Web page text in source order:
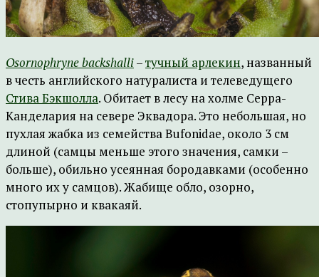
Osornophryne backshalli–тучный арлекин, названный
в честь английского натуралиста и телеведущего
Стива Бэкшолла. Обитает в лесу на холме Серра-
Канделария на севере Эквадора. Это небольшая, но
пухлая жабка из семейства Bufonidae, около 3 см
длиной (самцы меньше этого значения, самки –
больше), обильно усеянная бородавками (особенно
много их у самцов). Жабище обло, озорно,
стопупырно и квакаяй.